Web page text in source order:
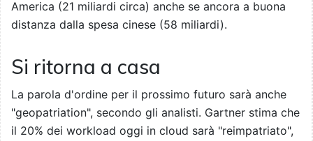
America (21 miliardi circa) anche se ancora a buona
distanza dalla spesa cinese (58 miliardi).
Si ritorna a casa
La parola d'ordine per il prossimo futuro sarà anche
"geopatriation", secondo gli analisti. Gartner stima che
il 20% dei workload oggi in cloud sarà "reimpatriato",